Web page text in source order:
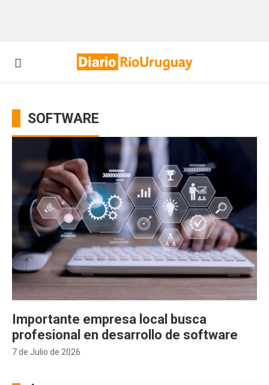
SOFTWARE
7 de Julio de 2026
Importante empresa local busca
profesional en desarrollo de software